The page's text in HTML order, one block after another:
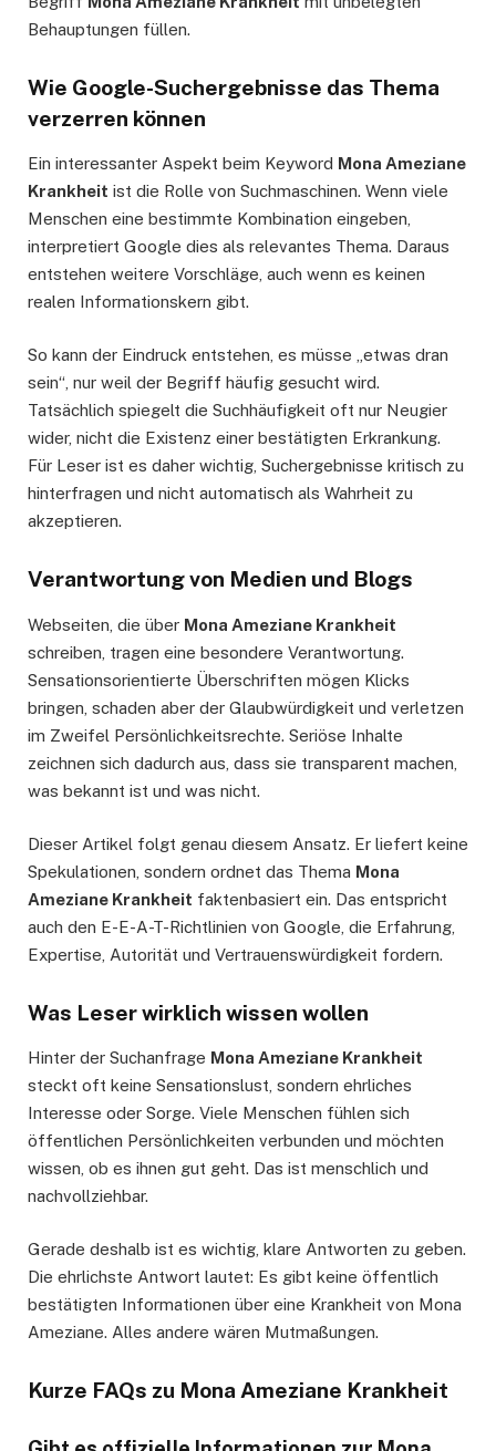
Behauptungen füllen.
Wie Google-Suchergebnisse das Thema
verzerren können
Ein interessanter Aspekt beim Keyword Mona Ameziane
Krankheit ist die Rolle von Suchmaschinen. Wenn viele
Menschen eine bestimmte Kombination eingeben,
interpretiert Google dies als relevantes Thema. Daraus
entstehen weitere Vorschläge, auch wenn es keinen
realen Informationskern gibt.
So kann der Eindruck entstehen, es müsse „etwas dran
sein“, nur weil der Begriff häufig gesucht wird.
Tatsächlich spiegelt die Suchhäufigkeit oft nur Neugier
wider, nicht die Existenz einer bestätigten Erkrankung.
Für Leser ist es daher wichtig, Suchergebnisse kritisch zu
hinterfragen und nicht automatisch als Wahrheit zu
akzeptieren.
Verantwortung von Medien und Blogs
Webseiten, die über Mona Ameziane Krankheit
schreiben, tragen eine besondere Verantwortung.
Sensationsorientierte Überschriften mögen Klicks
bringen, schaden aber der Glaubwürdigkeit und verletzen
im Zweifel Persönlichkeitsrechte. Seriöse Inhalte
zeichnen sich dadurch aus, dass sie transparent machen,
was bekannt ist und was nicht.
Dieser Artikel folgt genau diesem Ansatz. Er liefert keine
Spekulationen, sondern ordnet das Thema Mona
Ameziane Krankheit faktenbasiert ein. Das entspricht
auch den E-E-A-T-Richtlinien von Google, die Erfahrung,
Expertise, Autorität und Vertrauenswürdigkeit fordern.
Was Leser wirklich wissen wollen
Hinter der Suchanfrage Mona Ameziane Krankheit
steckt oft keine Sensationslust, sondern ehrliches
Interesse oder Sorge. Viele Menschen fühlen sich
öffentlichen Persönlichkeiten verbunden und möchten
wissen, ob es ihnen gut geht. Das ist menschlich und
nachvollziehbar.
Gerade deshalb ist es wichtig, klare Antworten zu geben.
Die ehrlichste Antwort lautet: Es gibt keine öffentlich
bestätigten Informationen über eine Krankheit von Mona
Ameziane. Alles andere wären Mutmaßungen.
Kurze FAQs zu Mona Ameziane Krankheit